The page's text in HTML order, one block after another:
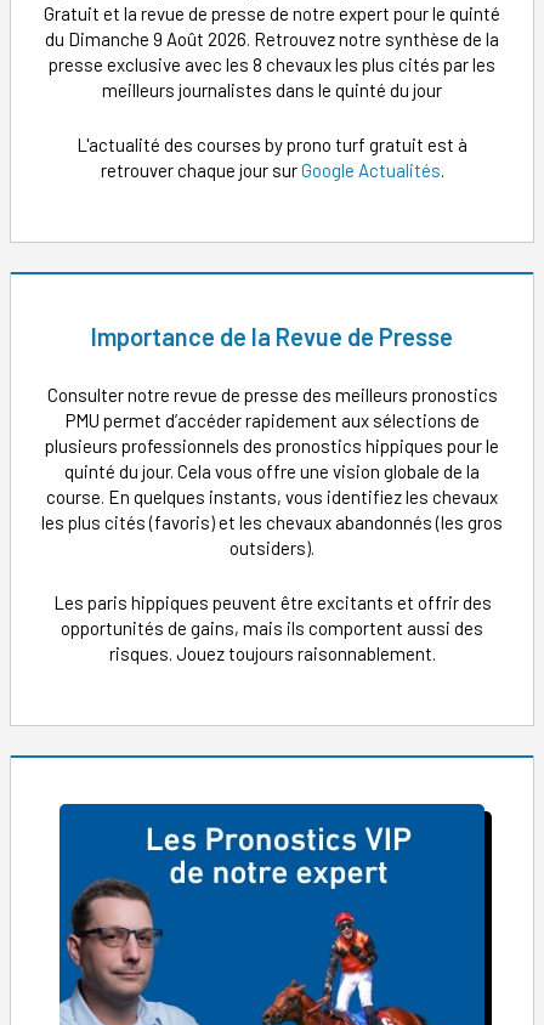
Gratuit et la revue de presse de notre expert pour le quinté
du Dimanche 9 Août 2026. Retrouvez notre synthèse de la
presse exclusive avec les 8 chevaux les plus cités par les
meilleurs journalistes dans le quinté du jour
L'actualité des courses by prono turf gratuit est à
retrouver chaque jour surGoogle Actualités.
Importance de la Revue de Presse
Consulter notre revue de presse des meilleurs pronostics
PMU permet d’accéder rapidement aux sélections de
plusieurs professionnels des pronostics hippiques pour le
quinté du jour. Cela vous offre une vision globale de la
course. En quelques instants, vous identifiez les chevaux
les plus cités (favoris) et les chevaux abandonnés (les gros
outsiders).
Les paris hippiques peuvent être excitants et offrir des
opportunités de gains, mais ils comportent aussi des
risques. Jouez toujours raisonnablement.